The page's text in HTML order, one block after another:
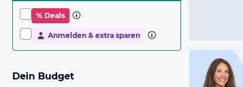
% Deals
Anmelden & extra sparen
Dein Budget